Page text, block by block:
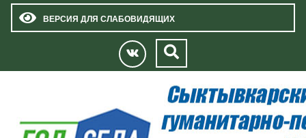
ВЕРСИЯ ДЛЯ СЛАБОВИДЯЩИХ